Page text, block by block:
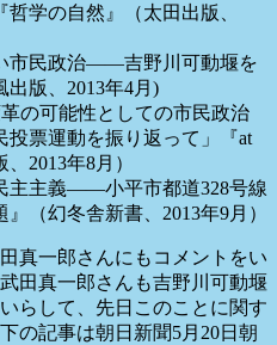
学の自然』（太田出版、
市民政治――吉野川可動堰を
出版、2013年4月)
の可能性としての市民政治
票運動を振り返って」『at
2013年8月）
主主義――小平市都道328号線
（幻冬舎新書、2013年9月）
真一郎さんにもコメントをい
田真一郎さんも吉野川可動堰
らして、先日このことに関す
の記事は朝日新聞5月20日朝